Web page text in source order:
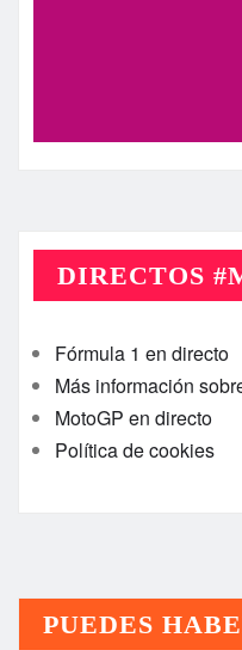
DIRECTOS
Fórmula 1 en directo
Más información
MotoGP en directo
Política de cookies
PUEDES